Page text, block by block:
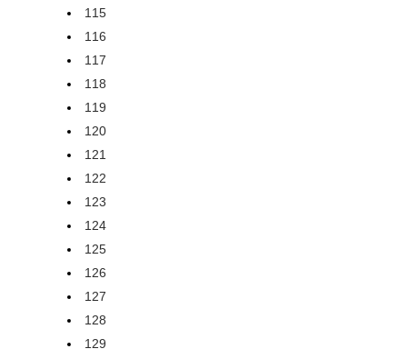
115
116
117
118
119
120
121
122
123
124
125
126
127
128
129